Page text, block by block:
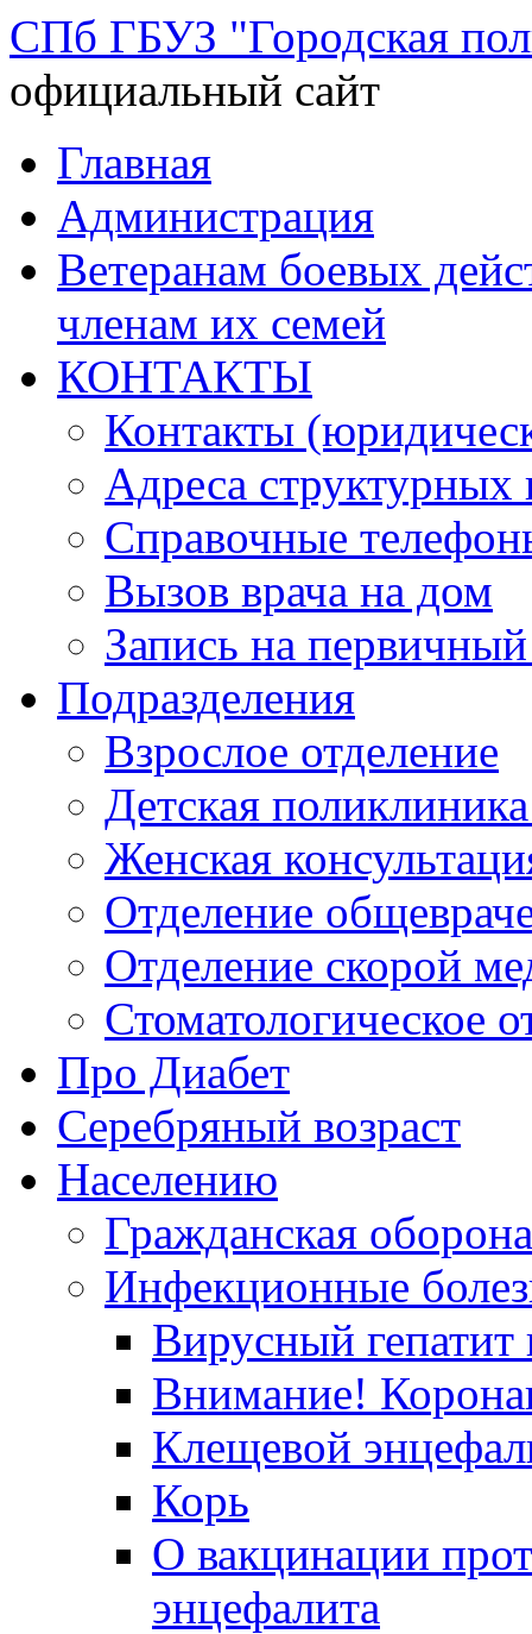
СПб ГБУЗ "Городская
официальный сайт
Перейти
содержимому
Главная
Администрация
Ветеранам боевых
членам их семей
КОНТАКТЫ
Контакты
Адреса структурных
Справочные
Вызов врача на дом
Запись на
Подразделения
Взрослое отделение
Детская
Женская
Отделение
Отделение скорой
Стоматологическое
Про Диабет
Серебряный возраст
Населению
Гражданская оборона
Инфекционные
Вирусный гепатит
Внимание!
Клещевой
Корь
О вакцинации
энцефалита